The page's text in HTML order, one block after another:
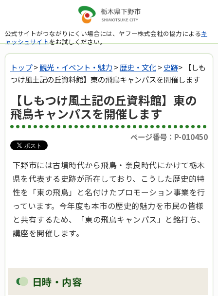
公式サイトがつながりにくい場合には、ヤフー株式会社の協力によるキ
ャッシュサイトをお試しください。
トップ>観光・イベント・魅力 >歴史・文化>史跡> 【しも
つけ風土記の丘資料館】東の飛鳥キャンパスを開催します
【しもつけ風土記の丘資料館】東の
飛鳥キャンパスを開催します
ページ番号：P-010450
下野市には古墳時代から飛鳥・奈良時代にかけて栃木
県を代表する史跡が所在しており、こうした歴史的特
性を「東の飛鳥」と名付けたプロモーション事業を行
っています。今年度も本市の歴史的魅力を市民の皆様
と共有するため、「東の飛鳥キャンパス」と銘打ち、
講座を開催します。
日時・内容